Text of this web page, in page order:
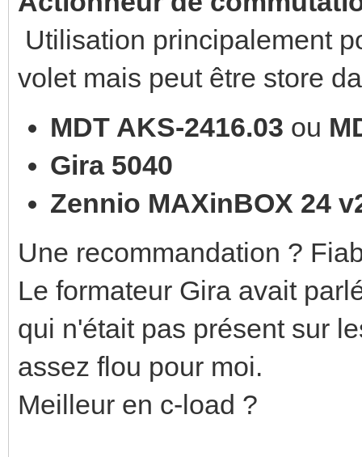
Utilisation principalement
volet mais peut être store
MDT AKS-2416.03 ou
Gira 5040
Zennio MAXinBOX 24
Une recommandation ?
Le formateur Gira avait
qui n'était pas présent sur
assez flou pour moi.
Meilleur en c-load ?